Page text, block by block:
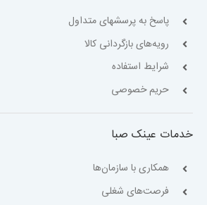
پاسخ به پرسشهای متداول
رویه‌های بازگردانی کالا
شرایط استفاده
حریم خصوصی
خدمات عینک صبا
همکاری با سازمان‌ها
فرصت‌های شغلی